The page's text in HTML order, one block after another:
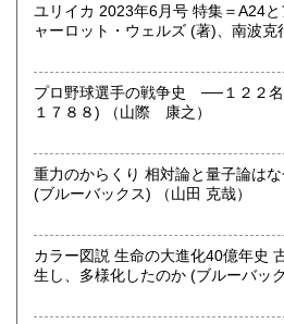
ユリイカ 2023年6月号 特集＝A24とア
ャーロット・ウェルズ (著)、南波克
プロ野球選手の戦争史 ──１２２
１７８８) （山際 康之）
重力のからくり 相対論と量子論は
(ブルーバックス) （山田 克哉）
カラー図説 生命の大進化40億年史